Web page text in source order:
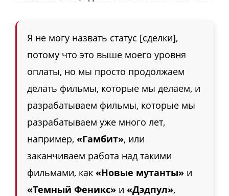
Я не могу назвать статус [сделки],
потому что это выше моего уровня
оплаты, но мы просто продолжаем
делать фильмы, которые мы делаем, и
разрабатываем фильмы, которые мы
разрабатываем уже много лет,
например, «Гамбит», или
заканчиваем работа над такими
фильмами, как «Новые мутанты» и
«Темный Феникс» и «Дэдпул»,